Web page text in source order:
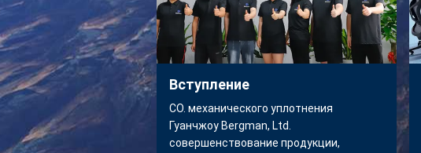
Вступление
CO. механического уплотнения
Гуанчжоу Bergman, Ltd.
совершенствование продукции,